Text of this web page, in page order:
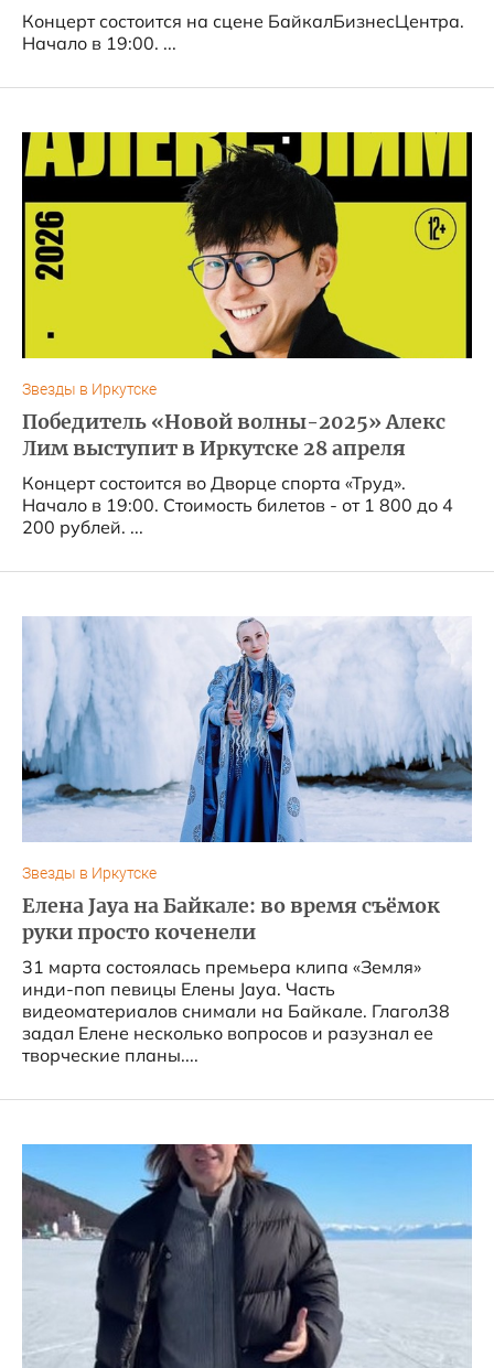
Концерт состоится на сцене БайкалБизнесЦентра.
Начало в 19:00. ...
Звезды в Иркутске
Победитель «Новой волны-2025» Алекс
Лим выступит в Иркутске 28 апреля
Концерт состоится во Дворце спорта «Труд».
Начало в 19:00. Стоимость билетов - от 1 800 до 4
200 рублей. ...
Звезды в Иркутске
Елена Jaya на Байкале: во время съёмок
руки просто коченели
31 марта состоялась премьера клипа «Земля»
инди-поп певицы Елены Jaya. Часть
видеоматериалов снимали на Байкале. Глагол38
задал Елене несколько вопросов и разузнал ее
творческие планы....